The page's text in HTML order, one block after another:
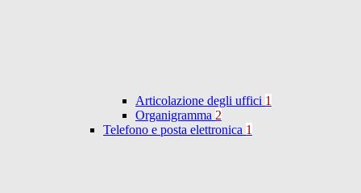
Articolazione degli uffici 1
Organigramma 2
Telefono e posta elettronica 1